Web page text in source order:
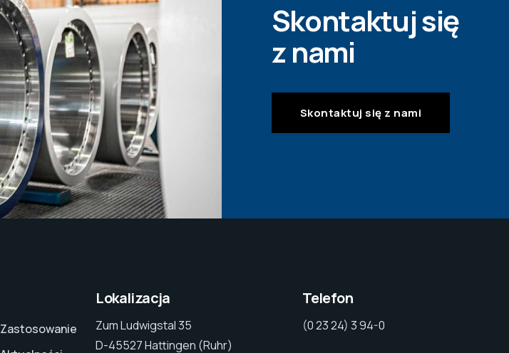
Skontaktuj się
z nami
Skontaktuj się z nami
Zastosowanie
Lokalizacja
Zum Ludwigstal 35
D-45527 Hattingen (Ruhr)
Telefon
(0 23 24) 3 94-0